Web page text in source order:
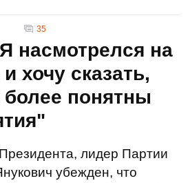
35
насмотрелся на
хочу сказать,
более понятны
лидер Партии
убежден, что